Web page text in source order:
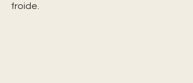
froide.